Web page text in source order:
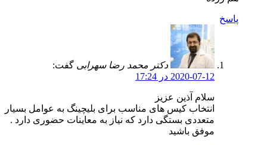
پاسخ
دکتر محمد رضا سهرابی گفت:
2020-07-12 در 17:24
سلام آذین عزیز
انتخاب کیس های مناسب برای بلیچینگ به عوامل بسیار
متعددی بستگی دارد که نیاز به معاینات حضوری دارد .
موفق باشید